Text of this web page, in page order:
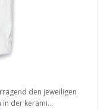
den jeweiligen
in der kerami...